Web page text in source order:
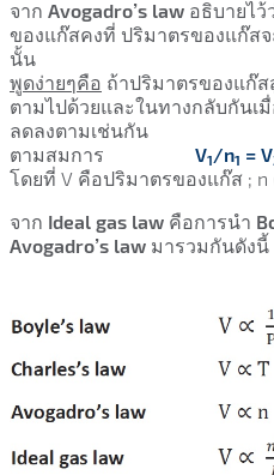
จาก Avogadro’s law อธิบายไ
ของแก๊สคงที่ ปริมาตรของแก๊ส
นั้น
พูดง่ายๆคือ ถ้าปริมาตรของแก๊
ตามไปด้วยและในทางกลับกันเ
ลดลงตามเช่นกัน
ตามสมการ V1/n1 = V
โดยที่ V คือปริมาตรของแก๊ส ;
จาก Ideal gas law คือการนำ
Avogadro’s law มารวมกันดังนี้